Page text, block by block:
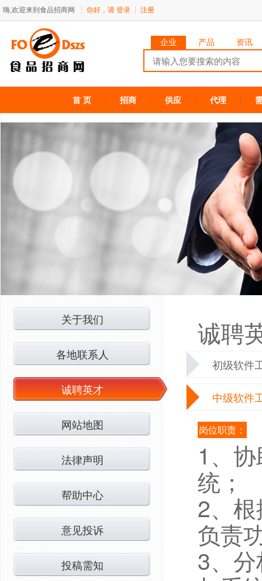
嗨,欢迎来到食品招商网 你好，请 登录 注册
企业 产品 资讯
首 页 招商 供应 代理
诚聘
初级软件
中级软件
岗位职责：
1、
统；
2、
负责
3、
关于我们
各地联系人
诚聘英才
网站地图
法律声明
帮助中心
意见投诉
投稿需知